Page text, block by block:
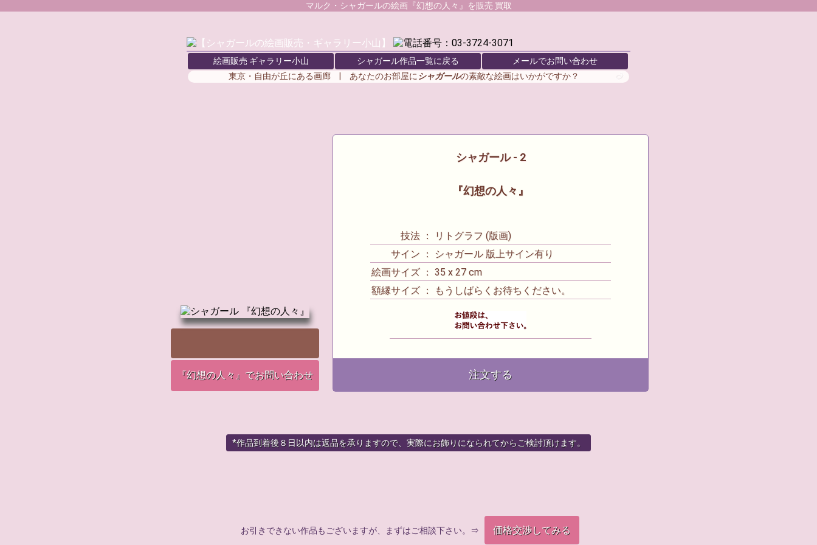
マルク・シャガールの絵画『幻想の人々』を販売 買取
絵画販売 ギャラリー小山 シャガール作品一覧に戻る
メールでお問い合わせ
東京・自由が丘にある画廊 | あなたのお部屋に シャガールの素敵な絵画はいかがですか？
『幻想の人々』でお問い合わせ
シャガール - 2
『幻想の人々』
技法 ： リトグラフ (版画)
サイン ： シャガール 版上サイン有り
絵画サイズ ： 35 x 27 cm
額縁サイズ ： もうしばらくお待ちください。
注文する
*作品到着後８日以内は返品を承りますので、実際にお飾りになられてからご検討頂けます。
お引きできない作品もございますが、まずはご相談下さい。⇒ 価格交渉してみる